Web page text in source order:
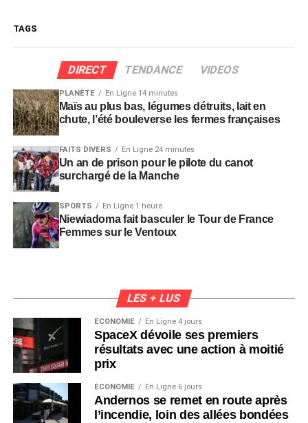
TAGS
DIRECT TENDANCE VIDEOS
PLANÈTE En Ligne 14 minutes
Maïs au plus bas, légumes détruits, lait en
chute, l’été bouleverse les fermes françaises
FAITS DIVERS En Ligne 24 minutes
Un an de prison pour le pilote du canot
surchargé de la Manche
SPORTS En Ligne 1 heure
Niewiadoma fait basculer le Tour de France
Femmes sur le Ventoux
LES + LUS
ÉCONOMIE En Ligne 4 jours
SpaceX dévoile ses premiers
résultats avec une action à moitié
prix
ÉCONOMIE En Ligne 6 jours
Andernos se remet en route après
l’incendie, loin des allées bondées